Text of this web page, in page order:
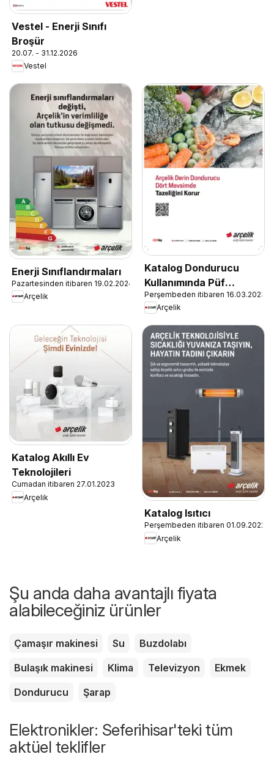
Vestel - Enerji Sınıfı
Broşür
20.07. - 31.12.2026
Vestel
Enerji Sınıflandırmaları
Pazartesinden itibaren 19.02.2024
Arçelik
Katalog Dondurucu
Kullanımında Püf
Noktaları
Perşembeden itibaren 16.03.2023
Arçelik
Katalog Akıllı Ev
Teknolojileri
Cumadan itibaren 27.01.2023
Arçelik
Katalog Isıtıcı
Perşembeden itibaren 01.09.2022
Arçelik
Şu anda daha avantajlı fiyata
alabileceğiniz ürünler
Çamaşır makinesi Su
Buzdolabı
Bulaşık makinesi
Klima Televizyon
Ekmek
Dondurucu
Şarap
Elektronikler: Seferihisar'teki tüm
aktüel teklifler